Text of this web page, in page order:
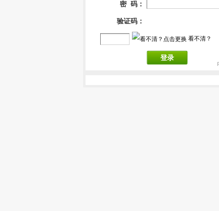
密 码：
验证码：
看不清？
登录